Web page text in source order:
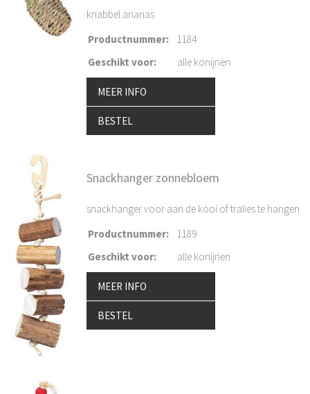
knabbel ananas
Productnummer:
1184
Geschikt voor: alle konijnen
MEER INFO
BESTEL
Snackhanger zonnebloem
snackhanger voor aan de kooi of tralies te hangen
Productnummer:
1189
Geschikt voor: alle konijnen
MEER INFO
BESTEL